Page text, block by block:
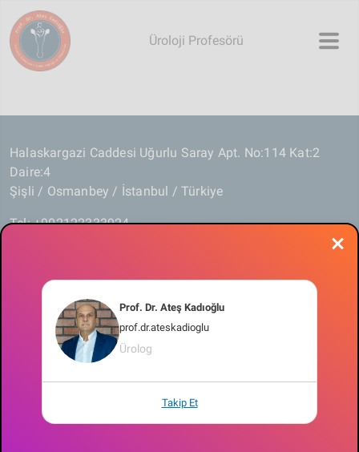
Üroloji Profesörü
Halaskargazi Caddesi Uğurlu Saray Apt. No:114 Kat:2
Daire:4
Şişli / Osmanbey / İstanbul / Türkiye
Tel: +902122333924
All rights reserved.
Confidentiality Agreement
Prof. Dr. Ateş Kadıoğlu
prof.dr.ateskadioglu
Ürolog
Takip Et